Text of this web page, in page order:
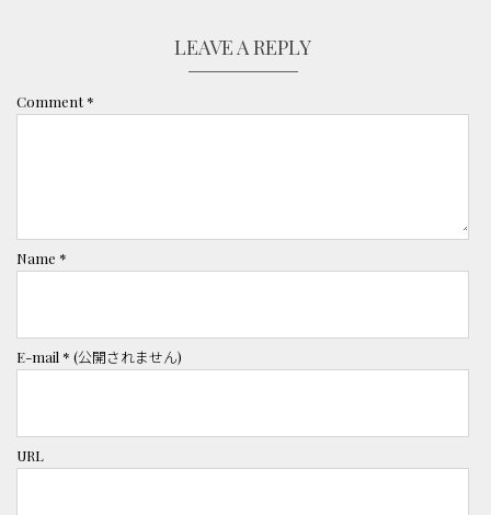
LEAVE A REPLY
Comment*
Name *
E-mail * (公開されません)
URL